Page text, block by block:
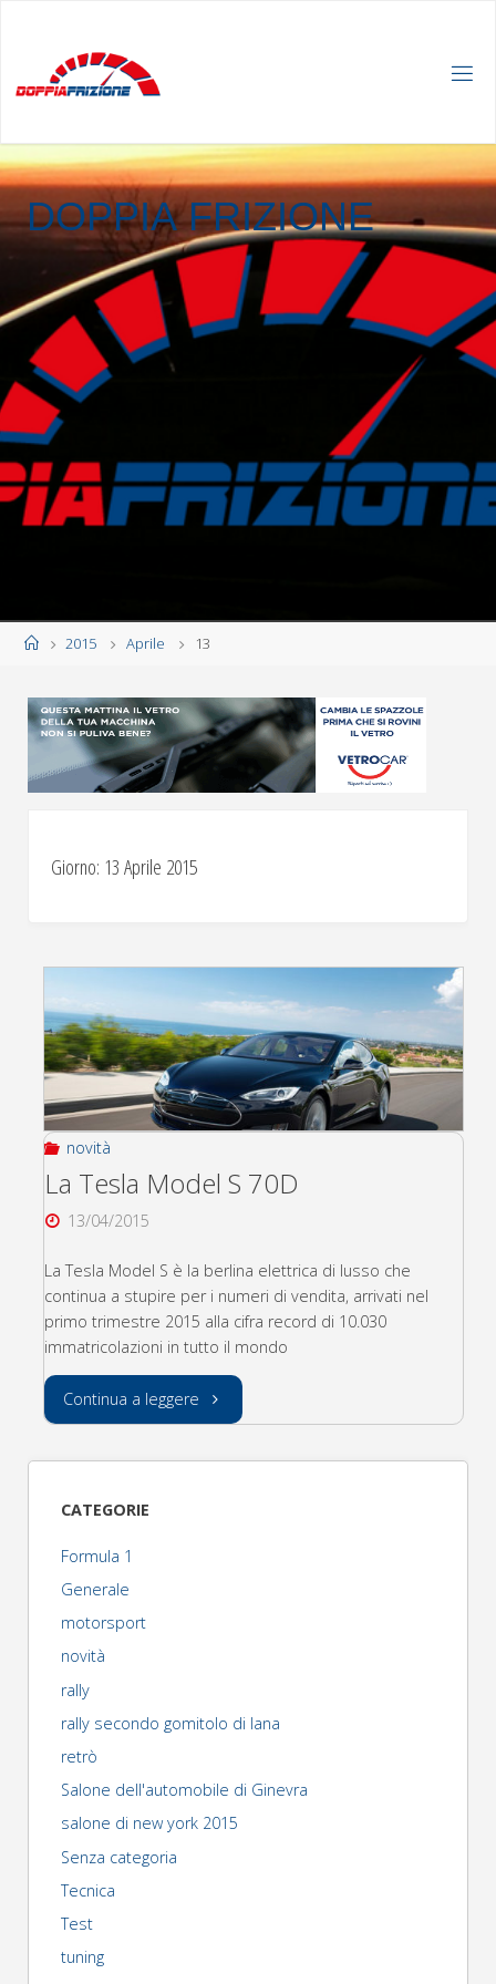
DOPPIA FRIZIONE
Home2015 Aprile 13
Giorno: 13 Aprile 2015
novità
La Tesla Model S 70D
13/04/2015
La Tesla Model S è la berlina elettrica di lusso che
continua a stupire per i numeri di vendita, arrivati nel
primo trimestre 2015 alla cifra record di 10.030
immatricolazioni in tutto il mondo
Continua a leggere "La
CATEGORIE
Formula 1
Generale
motorsport
novità
rally
rally secondo gomitolo di lana
retrò
Salone dell'automobile di Ginevra
salone di new york 2015
Senza categoria
Tecnica
Test
tuning